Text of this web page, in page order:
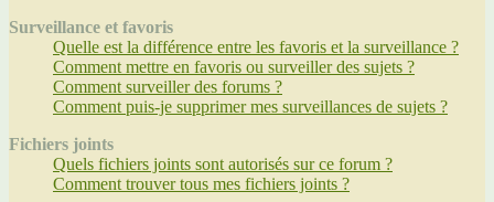
Surveillance et favoris
Quelle est la différence entre les favoris et la surveillance ?
Comment mettre en favoris ou surveiller des sujets ?
Comment surveiller des forums ?
Comment puis-je supprimer mes surveillances de sujets ?
Fichiers joints
Quels fichiers joints sont autorisés sur ce forum ?
Comment trouver tous mes fichiers joints ?